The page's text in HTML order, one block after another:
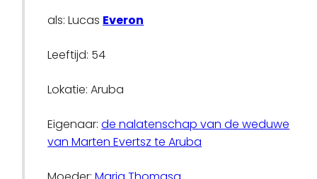
als: Lucas Everon
Leeftijd: 54
Lokatie: Aruba
Eigenaar:de nalatenschap van de weduwe
van Marten Evertsz te Aruba